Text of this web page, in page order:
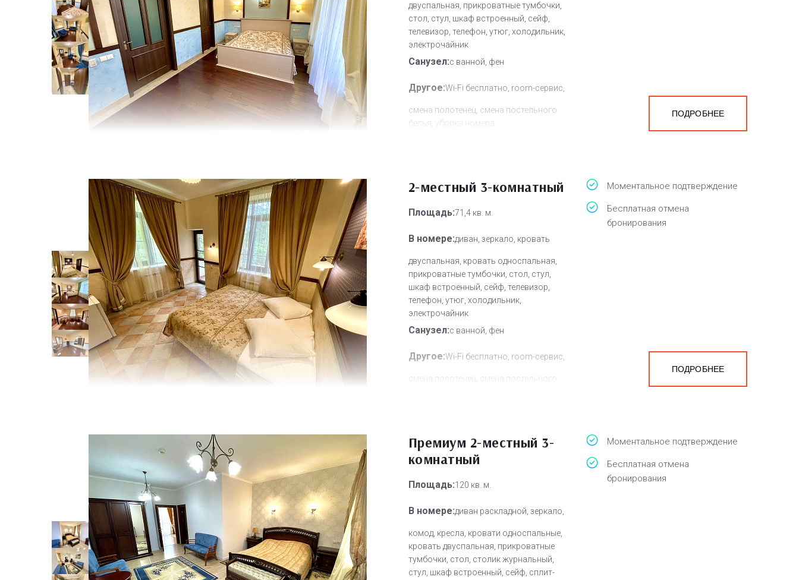
двуспальная, прикроватные тумбочки,
стол, стул, шкаф встроенный, сейф,
телевизор, телефон, утюг, холодильник,
электрочайник
Санузел:с ванной, фен
Другое:Wi-Fi бесплатно, room-сервис,
смена полотенец, смена постельного
белья, уборка номера
ПОДРОБНЕЕ
2-местный 3-комнатный
Площадь:71,4 кв. м.
В номере:диван, зеркало, кровать
двуспальная, кровать односпальная,
прикроватные тумбочки, стол, стул,
шкаф встроенный, сейф, телевизор,
телефон, утюг, холодильник,
электрочайник
Санузел:с ванной, фен
Другое:Wi-Fi бесплатно, room-сервис,
смена полотенец, смена постельного
Моментальное подтверждение
Бесплатная отмена
бронирования
ПОДРОБНЕЕ
Премиум 2-местный 3-
комнатный
Площадь:120 кв. м.
В номере:диван раскладной, зеркало,
комод, кресла, кровати односпальные,
кровать двуспальная, прикроватные
тумбочки, стол, столик журнальный,
стул, шкаф встроенный, сейф, сплит-
Моментальное подтверждение
Бесплатная отмена
бронирования